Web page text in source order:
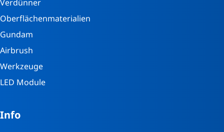
Verdünner
Oberflächenmaterialien
Gundam
Airbrush
Werkzeuge
LED Module
Info